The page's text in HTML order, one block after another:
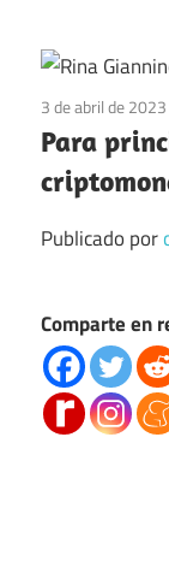
3 de abril de 2023
Para
Publicado por
Comparte en